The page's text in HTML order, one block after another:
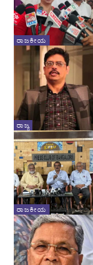
ರಾಜಕೀಯ
ರಾಜ್ಯ
ರಾಜಕೀಯ